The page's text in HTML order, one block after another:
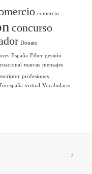
comercio
concurso
Donato
España Ether gestión
marcas mensajes
profesiones
virtual Vocabulario